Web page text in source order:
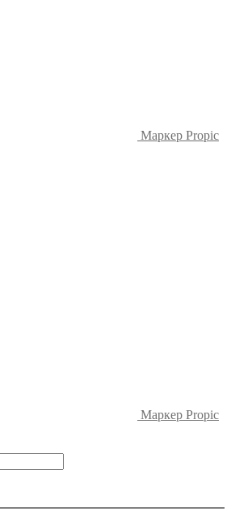
Маркер Propic
Маркер Propic